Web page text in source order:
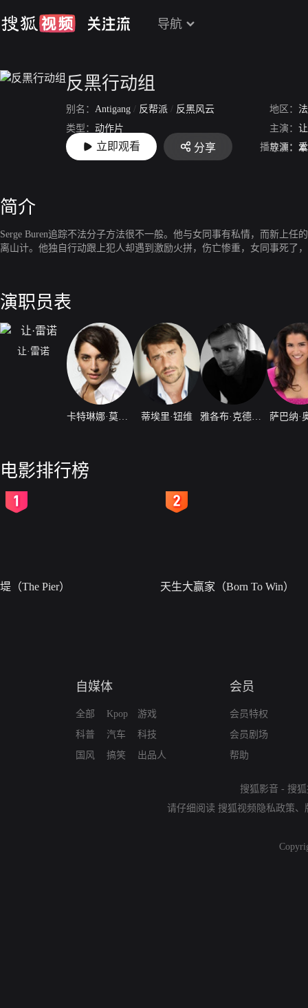
导航
反黑行动组
别名： Antigang / 反帮派 / 反黑风云 地区：
类型： 动作片 主演：
上映： 2016-12-09 导演：
立即观看 分享 播放源：
简介
Serge Buren追踪不法分子方法很不一般。他与女同事有私情，而新上
离山计。他独自行动跟上犯人却遇到激励火拼，伤亡惨重，女同事死了
演职员表
让·雷诺
蒂埃里·钮维 萨巴纳·
电影排行榜
堤（The Pier） 天生大赢家（Born To Win）
自媒体
全部
科普
国风
Kpop
汽车
搞笑
游戏
科技
出品人
会员
会员特权
会员剧场
帮助
搜狐影音 - 搜
请仔细阅读 搜狐视频隐私政策、